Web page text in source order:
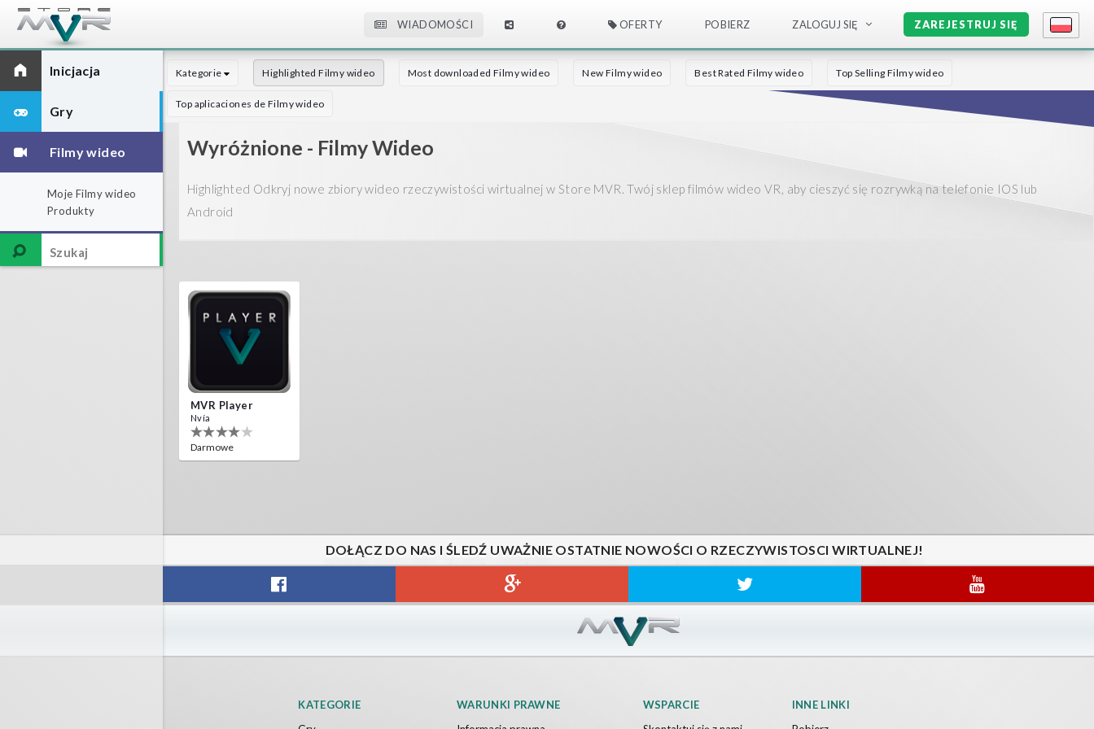
WIADOMOŚCI OFERTY POBIERZ ZALOGUJ SIĘ ZAREJESTRUJ SIĘ
Inicjacja
Gry
Filmy wideo
Moje Filmy wideo
Produkty
Kategorie Highlighted Filmy wideo Most downloaded Filmy wideo New Filmy wideo Best Rated Filmy wideo Top Selling Filmy wideo
Top aplicaciones de Filmy wideo
Wyróżnione - Filmy Wideo
Highlighted Odkryj nowe zbiory wideo rzeczywistości wirtualnej w Store MVR. Twój sklep filmów wideo VR, aby cieszyć się rozrywką na telefonie IOS lub
Android
MVR Player
Nvía
Darmowe
DOŁĄCZ DO NAS I ŚLEDŹ UWAŻNIE OSTATNIE NOWOŚCI O RZECZYWISTOSCI WIRTUALNEJ!
KATEGORIE
WARUNKI PRAWNE
WSPARCIE
INNE LINKI